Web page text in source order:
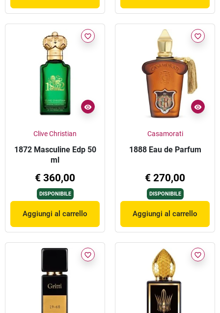
favorite_border
Clive Christian
1872 Masculine Edp 50
ml
€ 360,00
DISPONIBILE
Aggiungi al carrello
favorite_border
Casamorati
1888 Eau de Parfum
€ 270,00
DISPONIBILE
Aggiungi al carrello
favorite_border favorite_border